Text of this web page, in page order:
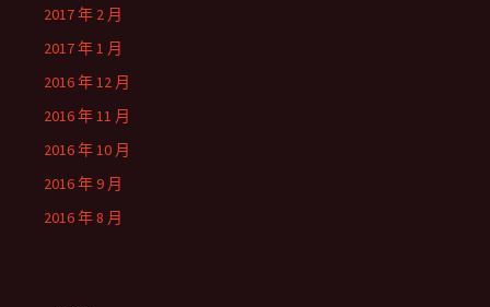
2017 年 2 月
2017 年 1 月
2016 年 12 月
2016 年 11 月
2016 年 10 月
2016 年 9 月
2016 年 8 月